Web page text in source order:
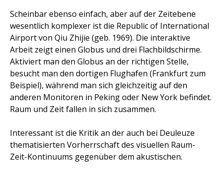
Scheinbar ebenso einfach, aber auf der Zeitebene
wesentlich komplexer ist die Republic of International
Airport von Qiu Zhijie (geb. 1969). Die interaktive
Arbeit zeigt einen Globus und drei Flachbildschirme.
Aktiviert man den Globus an der richtigen Stelle,
besucht man den dortigen Flughafen (Frankfurt zum
Beispiel), während man sich gleichzeitig auf den
anderen Monitoren in Peking oder New York befindet.
Raum und Zeit fallen in sich zusammen.
Interessant ist die Kritik an der auch bei Deuleuze
thematisierten Vorherrschaft des visuellen Raum-
Zeit-Kontinuums gegenüber dem akustischen.